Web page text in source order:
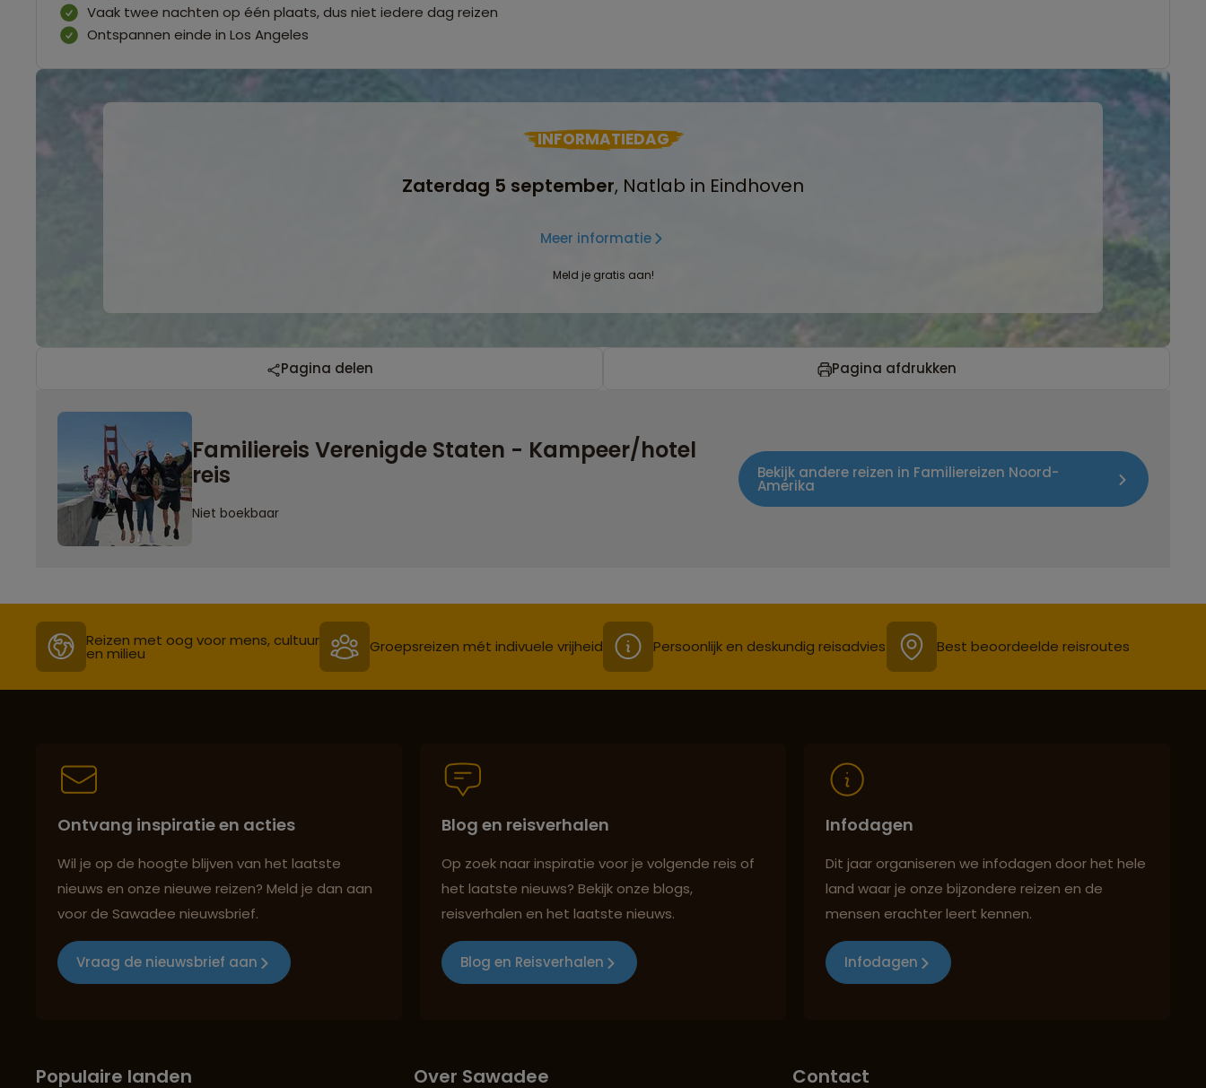
Vaak twee nachten op één plaats, dus niet iedere dag reizen
Ontspannen einde in Los Angeles
INFORMATIEDAG
Zaterdag 5 september, Natlab in Eindhoven
Meer informatie
Meld je gratis aan!
Pagina delen Pagina afdrukken
Familiereis Verenigde Staten - Kampeer/hotel
reis
Niet boekbaar
Bekijk andere reizen in Familiereizen Noord-
Amerika
Reizen met oog voor mens, cultuur
en milieu Groepsreizen mét indivuele vrijheid Persoonlijk en deskundig reisadvies Best beoordeelde reisroutes
Ontvang inspiratie en acties
Wil je op de hoogte blijven van het laatste
nieuws en onze nieuwe reizen? Meld je dan aan
voor de Sawadee nieuwsbrief.
Vraag de nieuwsbrief aan
Blog en reisverhalen
Op zoek naar inspiratie voor je volgende reis of
het laatste nieuws? Bekijk onze blogs,
reisverhalen en het laatste nieuws.
Blog en Reisverhalen
Infodagen
Dit jaar organiseren we infodagen door het hele
land waar je onze bijzondere reizen en de
mensen erachter leert kennen.
Infodagen
Populaire landen Over Sawadee Contact